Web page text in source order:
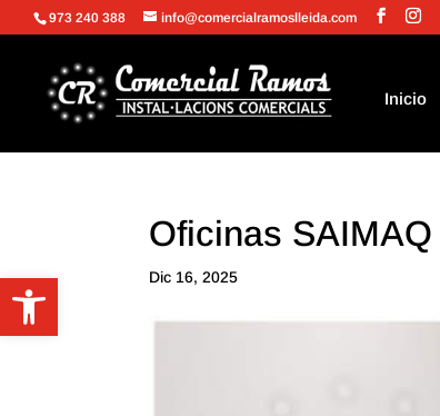
Abrir barra de herramientas
973 240 388 info@comercialramoslleida.com
Inicio
Oficinas SAIMAQ
Dic 16, 2025